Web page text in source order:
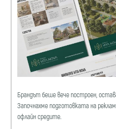
Брандът беше вече построен,
Започнахме подготовката на
офлайн средите.